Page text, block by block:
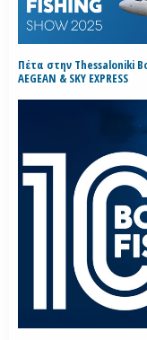
Πέτα στην Thessaloniki
AEGEAN & SKY EXPRESS